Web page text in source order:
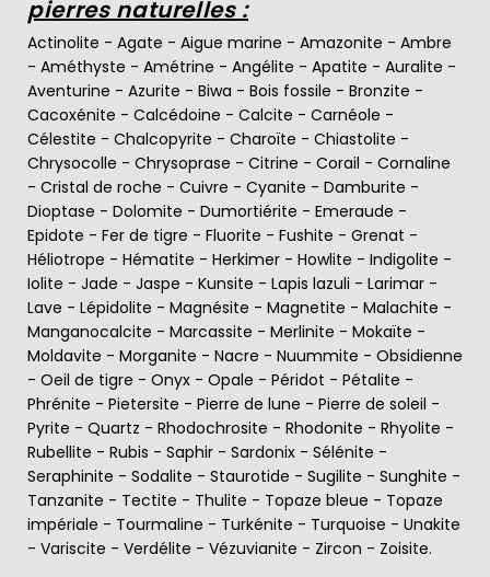
pierres naturelles :
Actinolite - Agate - Aigue marine - Amazonite - Ambre
- Améthyste - Amétrine - Angélite - Apatite - Auralite -
Aventurine - Azurite - Biwa - Bois fossile - Bronzite -
Cacoxénite - Calcédoine - Calcite - Carnéole -
Célestite - Chalcopyrite - Charoïte - Chiastolite -
Chrysocolle - Chrysoprase - Citrine - Corail - Cornaline
- Cristal de roche - Cuivre - Cyanite - Damburite -
Dioptase - Dolomite - Dumortiérite - Emeraude -
Epidote - Fer de tigre - Fluorite - Fushite - Grenat -
Héliotrope - Hématite - Herkimer - Howlite - Indigolite -
Iolite - Jade - Jaspe - Kunsite - Lapis lazuli - Larimar -
Lave - Lépidolite - Magnésite - Magnetite - Malachite -
Manganocalcite - Marcassite - Merlinite - Mokaïte -
Moldavite - Morganite - Nacre - Nuummite - Obsidienne
- Oeil de tigre - Onyx - Opale - Péridot - Pétalite -
Phrénite - Pietersite - Pierre de lune - Pierre de soleil -
Pyrite - Quartz - Rhodochrosite - Rhodonite - Rhyolite -
Rubellite - Rubis - Saphir - Sardonix - Sélénite -
Seraphinite - Sodalite - Staurotide - Sugilite - Sunghite -
Tanzanite - Tectite - Thulite - Topaze bleue - Topaze
impériale - Tourmaline - Turkénite - Turquoise - Unakite
- Variscite - Verdélite - Vézuvianite - Zircon - Zoisite.